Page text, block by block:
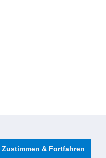
Zustimmen & Fortfahren